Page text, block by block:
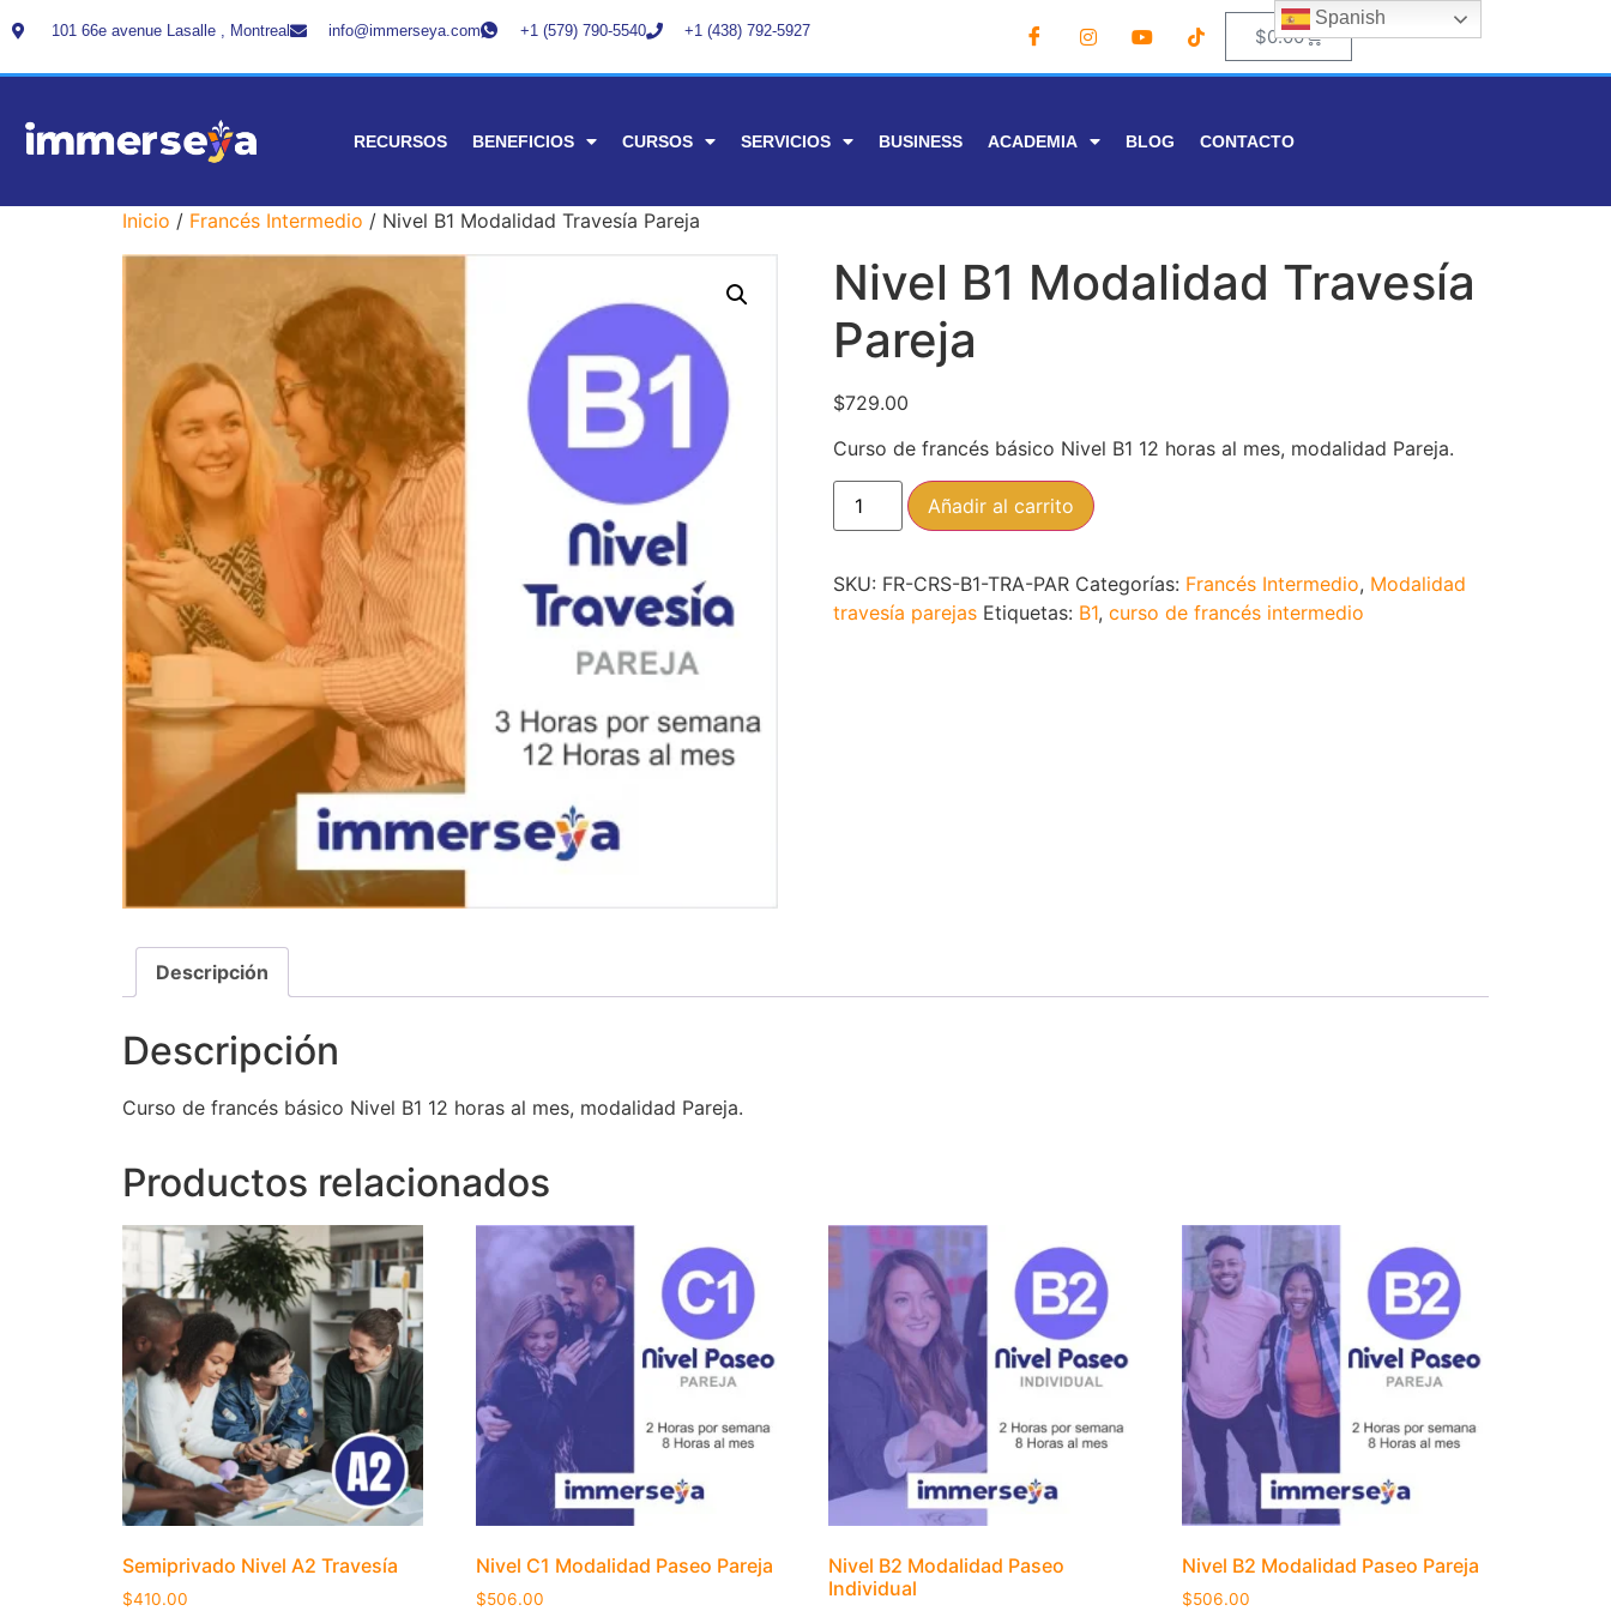
101 66e avenue Lasalle , Montreal info@immerseya.com +1 (579) 790-5540 +1 (438) 792-5927 $0.00 0
RECURSOS BENEFICIOS CURSOS SERVICIOS BUSINESS ACADEMIA BLOG CONTACTO
Inicio / Francés Intermedio / Nivel B1 Modalidad Travesía Pareja
Nivel B1 Modalidad Travesía
Pareja
$729.00
Curso de francés básico Nivel B1 12 horas al mes, modalidad Pareja.
Añadir al carrito
SKU: FR-CRS-B1-TRA-PAR Categorías: Francés Intermedio, Modalidad
travesía parejas Etiquetas: B1, curso de francés intermedio
Descripción
Descripción
Curso de francés básico Nivel B1 12 horas al mes, modalidad Pareja.
Productos relacionados
Semiprivado Nivel A2 Travesía
$410.00
Nivel C1 Modalidad Paseo Pareja
$506.00
Nivel B2 Modalidad Paseo
Individual
Nivel B2 Modalidad Paseo Pareja
$506.00
Spanish